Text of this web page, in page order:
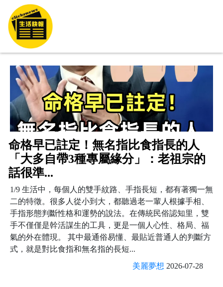
命格早已註定！無名指比食指長的人
「大多自帶3種專屬緣分」：老祖宗的
話很準...
1/9 生活中，每個人的雙手紋路、手指長短，都有著獨一無
二的特徵。很多人從小到大，都聽過老一輩人根據手相、
手指形態判斷性格和運勢的說法。在傳統民俗認知里，雙
手不僅僅是幹活謀生的工具，更是一個人心性、格局、福
氣的外在體現。 其中最通俗易懂、最貼近普通人的判斷方
式，就是對比食指和無名指的長短...
美麗夢想 2026-07-28